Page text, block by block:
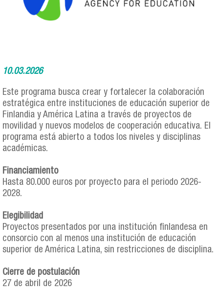
10.03.2026
Este programa busca crear y fortalecer la colaboración
estratégica entre instituciones de educación superior de
Finlandia y América Latina a través de proyectos de
movilidad y nuevos modelos de cooperación educativa. El
programa está abierto a todos los niveles y disciplinas
académicas.
Financiamiento
Hasta 80.000 euros por proyecto para el periodo 2026-
2028.
Elegibilidad
Proyectos presentados por una institución finlandesa en
consorcio con al menos una institución de educación
superior de América Latina, sin restricciones de disciplina.
Cierre de postulación
27 de abril de 2026